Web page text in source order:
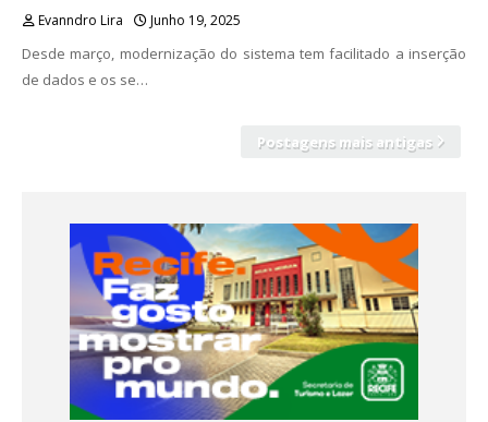
Evanndro Lira Junho 19, 2025
Desde março, modernização do sistema tem facilitado a inserção
de dados e os se…
Postagens mais antigas